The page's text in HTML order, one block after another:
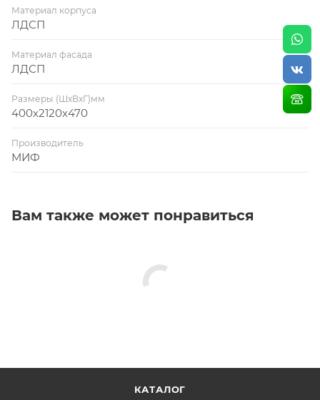
Материал корпуса
ЛДСП
Материал фасада
ЛДСП
Размеры (ШхВхГ)мм
400х2120х470
Производитель
МИФ
Вам также может понравиться
КАТАЛОГ